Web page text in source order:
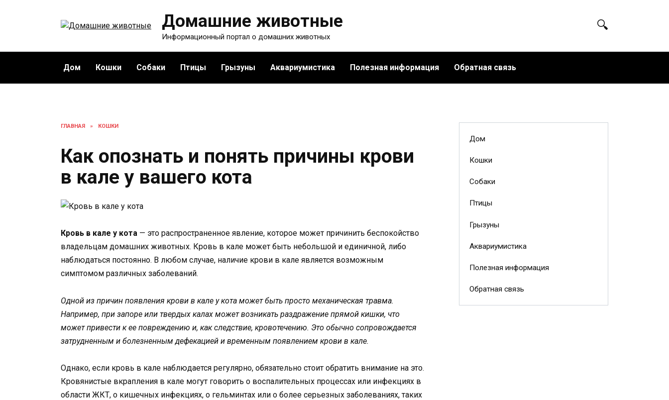
Домашние животные
Информационный портал о домашних животных
Дом Кошки Собаки Птицы Грызуны Аквариумистика Полезная информация Обратная связь
ГЛАВНАЯ » КОШКИ
Как опознать и понять причины крови
в кале у вашего кота
Кровь в кале у кота — это распространенное явление, которое может причинить беспокойство
владельцам домашних животных. Кровь в кале может быть небольшой и единичной, либо
наблюдаться постоянно. В любом случае, наличие крови в кале является возможным
симптомом различных заболеваний.
Одной из причин появления крови в кале у кота может быть просто механическая травма.
Например, при запоре или твердых калах может возникать раздражение прямой кишки, что
может привести к ее повреждению и, как следствие, кровотечению. Это обычно сопровождается
затрудненным и болезненным дефекацией и временным появлением крови в кале.
Однако, если кровь в кале наблюдается регулярно, обязательно стоит обратить внимание на это.
Кровянистые вкрапления в кале могут говорить о воспалительных процессах или инфекциях в
области ЖКТ, о кишечных инфекциях, о гельминтах или о более серьезных заболеваниях, таких
Дом
Кошки
Собаки
Птицы
Грызуны
Аквариумистика
Полезная информация
Обратная связь